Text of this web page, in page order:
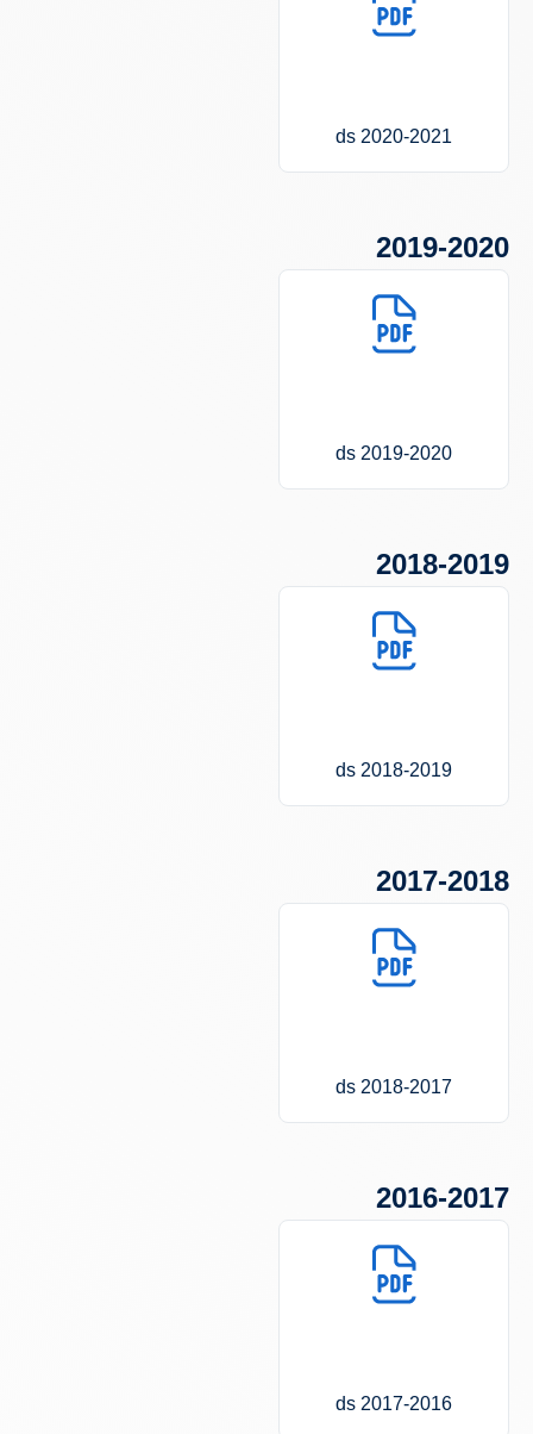
2020-2021 ds
2019-2020
2019-2020 ds
2018-2019
2018-2019 ds
2017-2018
2017‐2018 ds
2016-2017
2016‐2017 ds